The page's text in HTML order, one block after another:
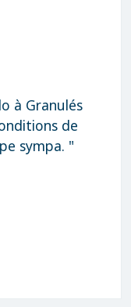
" Rapidité, qualité
Merci "